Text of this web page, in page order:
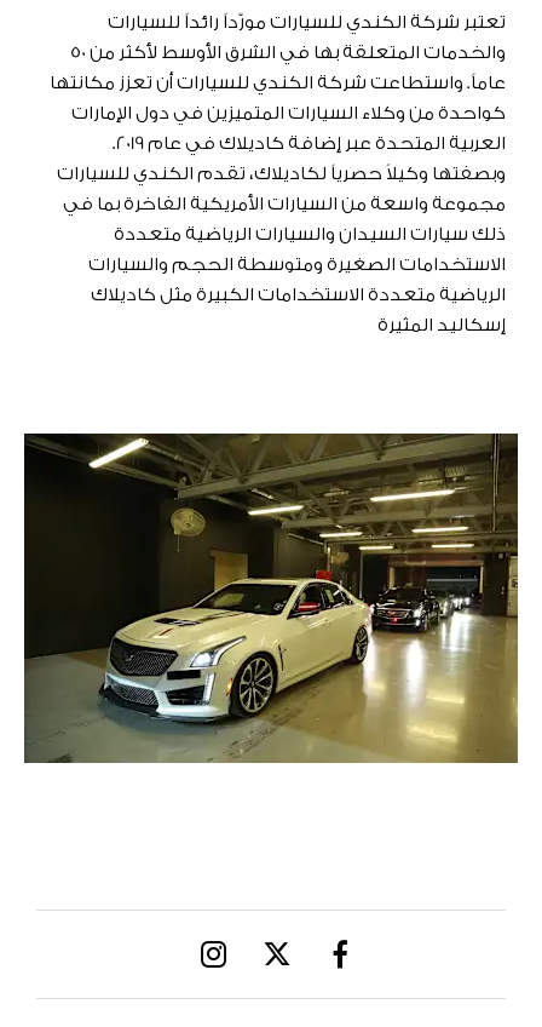
تعتبر شركة الكندي للسيارات مورّداً رائداً للسيارات
والخدمات المتعلقة بها في الشرق الأوسط لأكثر من 50
عاماً. واستطاعت شركة الكندي للسيارات أن تعزز مكانتها
كواحدة من وكلاء السيارات المتميزين في دول الإمارات
العربية المتحدة عبر إضافة كاديلاك في عام 2019.
وبصفتها وكيلاً حصرياً لكاديلاك، تقدم الكندي للسيارات
مجموعة واسعة من السيارات الأمريكية الفاخرة بما في
ذلك سيارات السيدان والسيارات الرياضية متعددة
الاستخدامات الصغيرة ومتوسطة الحجم والسيارات
الرياضية متعددة الاستخدامات الكبيرة مثل كاديلاك
إسكاليد المثيرة